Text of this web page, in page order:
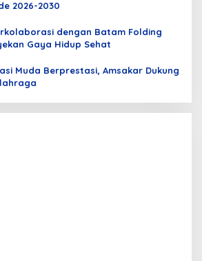
2026-2030
dengan Batam Folding
Gaya Hidup Sehat
Muda Berprestasi, Amsakar Dukung